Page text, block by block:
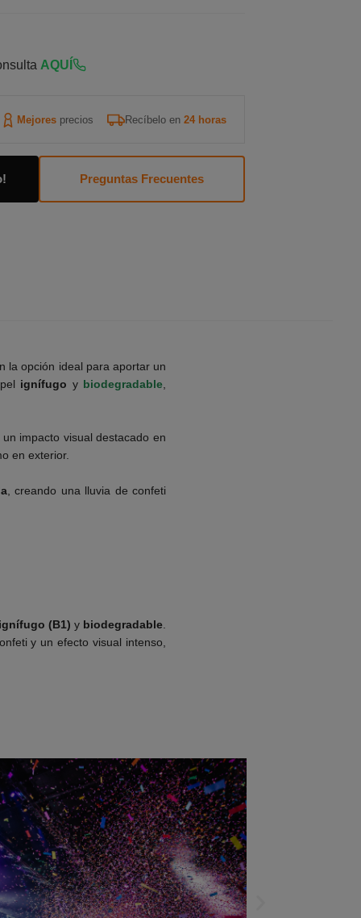
AQUÍ
Mejores precios Recíbelo en24 horas
Preguntas Frecuentes
la opción ideal para aportar un
ignífugo y biodegradable
impacto visual destacado en
en exterior.
, creando una lluvia de confeti
ignífugo (B1) y biodegradable
y un efecto visual intenso,